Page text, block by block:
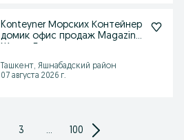
Konteyner Морских Контейнер
домик офис продаж Magazin
Ташкент, Яшнабадский район
07 августа 2026 г.
3 ... 100